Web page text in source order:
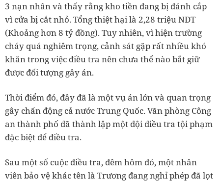
3 nạn nhân và thấy rằng kho tiền đang bị đánh cắp
vì cửa bị cắt nhỏ. Tổng thiệt hại là 2,28 triệu NDT
(Khoảng hơn 8 tỷ đồng). Tuy nhiên, vì hiện trường
cháy quá nghiêm trọng, cảnh sát gặp rất nhiều khó
khăn trong việc điều tra nên chưa thể nào bắt giữ
được đối tượng gây án.
Thời điểm đó, đây đã là một vụ án lớn và quan trọng
gây chấn động cả nước Trung Quốc. Văn phòng Công
an thành phố đã thành lập một đội điều tra tội phạm
đặc biệt để điều tra.
Sau một số cuộc điều tra, đêm hôm đó, một nhân
viên bảo vệ khác tên là Trương đang nghỉ phép đã lọt